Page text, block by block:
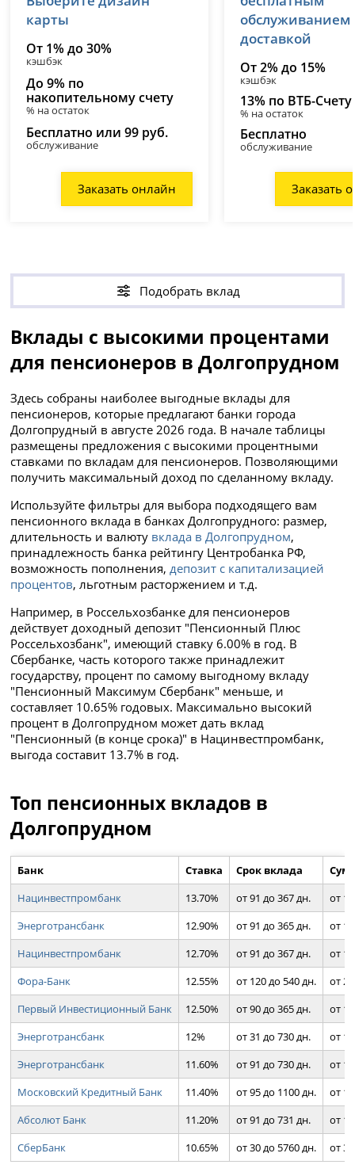
карты
От 1% до 30%
кэшбэк
До 9% по
накопительному счету
% на остаток
Бесплатно или 99 руб.
обслуживание
Заказать онлайн
обслуживанием
доставкой
От 2% до 15%
кэшбэк
13% по ВТБ-Счету
% на остаток
Бесплатно
обслуживание
Заказать
Подобрать вклад
Вклады с высокими процентами
для пенсионеров в Долгопрудном
Здесь собраны наиболее выгодные вклады для
пенсионеров, которые предлагают банки города
Долгопрудный в августе 2026 года. В начале таблицы
размещены предложения с высокими процентными
ставками по вкладам для пенсионеров. Позволяющими
получить максимальный доход по сделанному вкладу.
Используйте фильтры для выбора подходящего вам
пенсионного вклада в банках Долгопрудного: размер,
длительность и валюту вклада в Долгопрудном,
принадлежность банка рейтингу Центробанка РФ,
возможность пополнения,депозит с капитализацией
процентов, льготным расторжением и т.д.
Например, в Россельхозбанке для пенсионеров
действует доходный депозит "Пенсионный Плюс
Россельхозбанк", имеющий ставку 6.00% в год. В
Сбербанке, часть которого также принадлежит
государству, процент по самому выгодному вкладу
"Пенсионный Максимум Сбербанк" меньше, и
составляет 10.65% годовых. Максимально высокий
процент в Долгопрудном может дать вклад
"Пенсионный (в конце срока)" в Нацинвестпромбанк,
выгода составит 13.7% в год.
Топ пенсионных вкладов в
Долгопрудном
Банк Ставка Срок вклада
Нацинвестпромбанк
13.70% от 91 до 367 дн.
от
Энерготрансбанк
12.90% от 91 до 365 дн.
от
Нацинвестпромбанк
12.70% от 91 до 367 дн.
от
Фора-Банк
12.55% от 120 до 540 дн.
от 2
Первый Инвестиционный Банк
12.50% от 90 до 365 дн.
от
Энерготрансбанк
12% от 31 до 730 дн.
от
Энерготрансбанк
11.60% от 91 до 730 дн.
от
Московский Кредитный Банк
11.40% от 95 до 1100 дн.
от
Абсолют Банк
11.20% от 91 до 731 дн.
от
СберБанк
10.65% от 30 до 5760 дн. от